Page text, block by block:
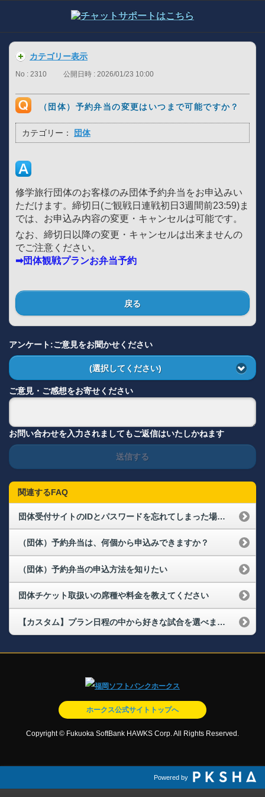
カテゴリー表示
No : 2310 公開日時 : 2026/01/23 10:00
（団体）予約弁当の変更はいつまで可能ですか？
カテゴリー： 団体
修学旅行団体のお客様のみ団体予約弁当をお申込みい
ただけます。締切日(ご観戦日連戦初日3週間前23:59)ま
では、お申込み内容の変更・キャンセルは可能です。
なお、締切日以降の変更・キャンセルは出来ませんの
でご注意ください。
➡団体観戦プランお弁当予約
戻る
アンケート:ご意見をお聞かせください
(選択してください)
ご意見・ご感想をお寄せください
お問い合わせを入力されましてもご返信はいたしかねます
送信する
関連するFAQ
団体受付サイトのIDとパスワードを忘れてしまった場合はどうしたらいいですか？
（団体）予約弁当は、何個から申込みできますか？
（団体）予約弁当の申込方法を知りたい
団体チケット取扱いの席種や料金を教えてください
【カスタム】プラン日程の中から好きな試合を選べますか?
ホークス公式サイトトップへ
Copyright © Fukuoka SoftBank HAWKS Corp. All Rights Reserved.
Powered by